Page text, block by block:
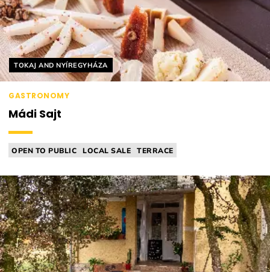
Helyszín címkék:
TOKAJ AND NYÍREGYHÁZA
GASTRONOMY
Mádi Sajt
OPEN TO PUBLIC LOCAL SALE
TERRACE